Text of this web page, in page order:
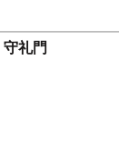
守礼門